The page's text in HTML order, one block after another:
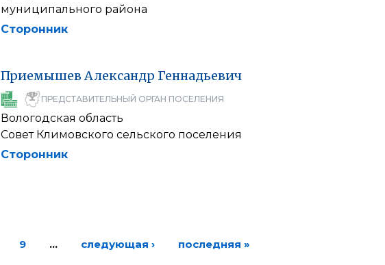
муниципального района
Сторонник
Приемышев Александр Геннадьевич
ПРЕДСТАВИТЕЛЬНЫЙ ОРГАН ПОСЕЛЕНИЯ
Вологодская область
Совет Климовского сельского поселения
Сторонник
9 … следующая › последняя »